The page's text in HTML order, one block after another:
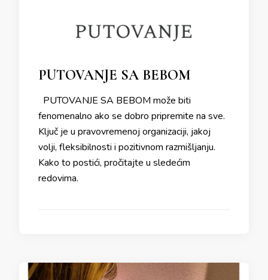
PUTOVANJE SA BEBOM
PUTOVANJE SA BEBOM može biti
fenomenalno ako se dobro pripremite na sve.
Ključ je u pravovremenoj organizaciji, jakoj
volji, fleksibilnosti i pozitivnom razmišljanju.
Kako to postići, pročitajte u sledećim
redovima.